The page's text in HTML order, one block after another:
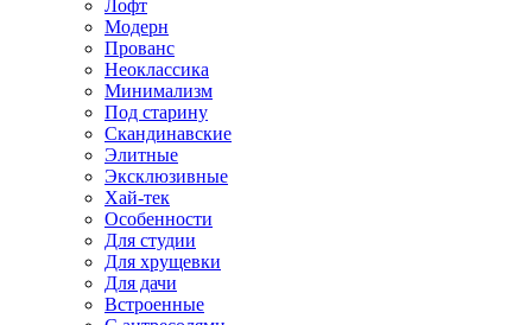
Лофт
Модерн
Прованс
Неоклассика
Минимализм
Под старину
Скандинавские
Элитные
Эксклюзивные
Хай-тек
Особенности
Для студии
Для хрущевки
Для дачи
Встроенные